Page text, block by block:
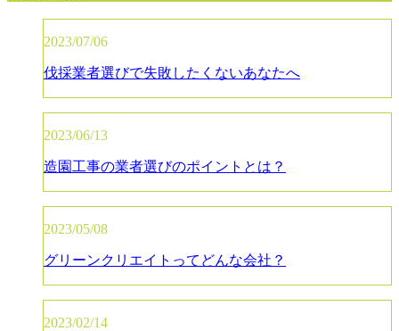
2023/07/06
伐採業者選びで失敗したくないあなたへ
2023/06/13
造園工事の業者選びのポイントとは？
2023/05/08
グリーンクリエイトってどんな会社？
2023/02/14